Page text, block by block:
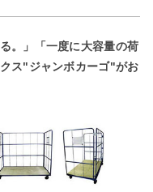
。」「一度に大容量の荷
ス"ジャンボカーゴ"がお